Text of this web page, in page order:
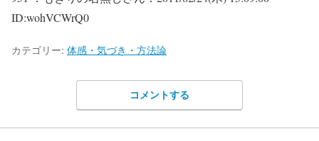
ID:wohVCWrQ0
カテゴリー: 体感・気づき・方法論
コメントする